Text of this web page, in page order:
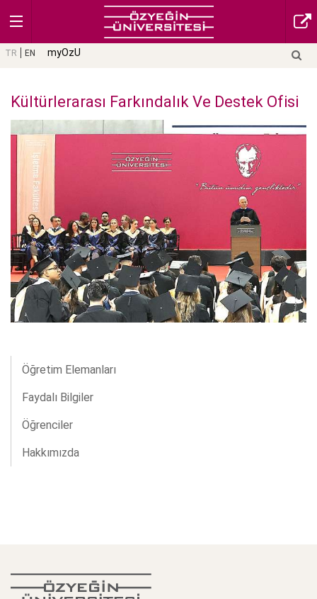
TR EN myOzU
Kültürlerarası Farkındalık Ve Destek Ofisi
Öğretim Elemanları
Faydalı Bilgiler
Öğrenciler
Hakkımızda